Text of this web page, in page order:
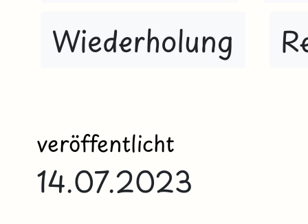
Wiederholung
veröffentlicht
14.07.2023